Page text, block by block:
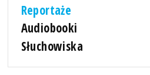
Reportaże
Audiobooki
Słuchowiska